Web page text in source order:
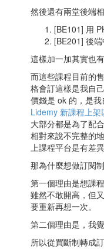
然後還有兩堂後端
[BE101] 用
[BE201] 後
這樣加一加其實也
而這些課程目前的
格會訂這樣是我自
價錢是 ok 的，是
Lidemy 新課程上
大部分都是為了配
相對來說不完整的
上課程平台是有差異
那為什麼想做訂閱
第一個理由是想課
雖然不敢開高，但
要重新再想一次。
第二個理由是，我
所以從買斷制轉成